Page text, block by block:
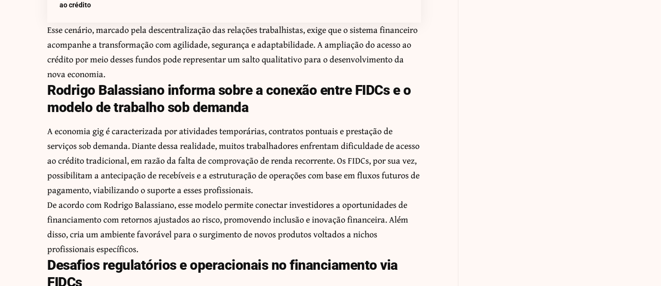
ao crédito
Esse cenário, marcado pela descentralização das relações trabalhistas, exige que o sistema financeiro
acompanhe a transformação com agilidade, segurança e adaptabilidade. A ampliação do acesso ao
crédito por meio desses fundos pode representar um salto qualitativo para o desenvolvimento da
nova economia.
Rodrigo Balassiano informa sobre a conexão entre FIDCs e o
modelo de trabalho sob demanda
A economia gig é caracterizada por atividades temporárias, contratos pontuais e prestação de
serviços sob demanda. Diante dessa realidade, muitos trabalhadores enfrentam dificuldade de acesso
ao crédito tradicional, em razão da falta de comprovação de renda recorrente. Os FIDCs, por sua vez,
possibilitam a antecipação de recebíveis e a estruturação de operações com base em fluxos futuros de
pagamento, viabilizando o suporte a esses profissionais.
De acordo com Rodrigo Balassiano, esse modelo permite conectar investidores a oportunidades de
financiamento com retornos ajustados ao risco, promovendo inclusão e inovação financeira. Além
disso, cria um ambiente favorável para o surgimento de novos produtos voltados a nichos
profissionais específicos.
Desafios regulatórios e operacionais no financiamento via
FIDCs